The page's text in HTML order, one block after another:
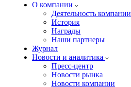
О компании
Деятельность компании
История
Награды
Наши партнеры
Журнал
Новости и аналитика
Пресс-центр
Новости рынка
Новости компании